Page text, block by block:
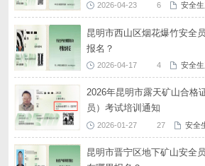
2026-04-23 6 安全
昆明市西山区烟花爆竹安全
报名？
2026-04-17 4 安全
2026年昆明市露天矿山合格
员）考试培训通知
2026-01-27 27 安全
昆明市晋宁区地下矿山安全